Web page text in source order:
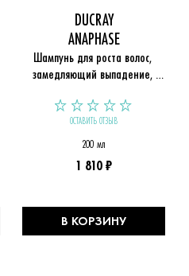
DUCRAY
ANAPHASE
Шампунь для роста волос,
замедляющий выпадение,
ОСТАВИТЬ ОТЗЫВ
200 мл
1 810 ₽
В КОРЗИНУ